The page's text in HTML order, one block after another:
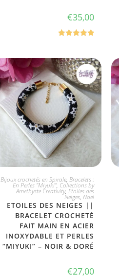
€35,00
JE L'ADOPTE
Bijoux crochetés en Spirale, Bracelets :
En Perles "Miyuki", Collections by
Amethyste Creativity, Etoiles des
Neiges, Noel
ETOILES DES NEIGES ||
BRACELET CROCHETÉ
FAIT MAIN EN ACIER
INOXYDABLE ET PERLES
“MIYUKI” – NOIR & DORÉ
€27,00